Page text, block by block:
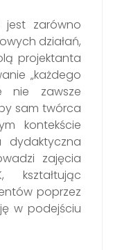
jest zarówno
działań,
projektanta
„każdego
nie zawsze
sam twórca
kontekście
dydaktyczna
zajęcia
poprzez
w podejściu